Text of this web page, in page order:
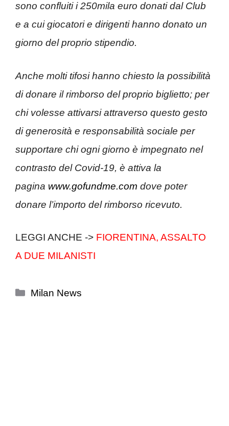
sono confluiti i 250mila euro donati dal Club
e a cui giocatori e dirigenti hanno donato un
giorno del proprio stipendio.
Anche molti tifosi hanno chiesto la possibilità
di donare il rimborso del proprio biglietto; per
chi volesse attivarsi attraverso questo gesto
di generosità e responsabilità sociale per
supportare chi ogni giorno è impegnato nel
contrasto del Covid-19, è attiva la
pagina www.gofundme.com dove poter
donare l’importo del rimborso ricevuto.
LEGGI ANCHE -> FIORENTINA, ASSALTO
A DUE MILANISTI
Categorie
Milan News